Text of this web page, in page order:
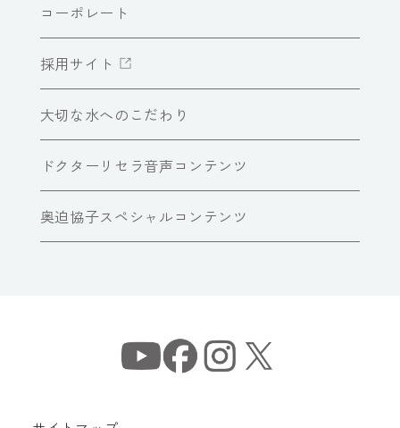
コーポレート
採用サイト
大切な水へのこだわり
ドクターリセラ音声コンテンツ
奥迫協子スペシャルコンテンツ